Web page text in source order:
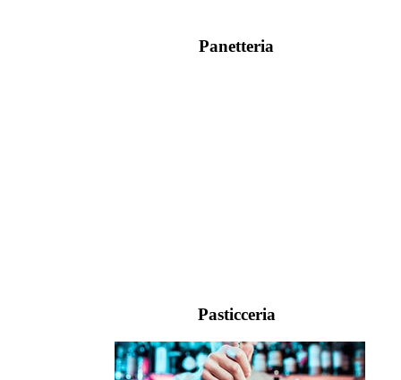
Panetteria
Pasticceria